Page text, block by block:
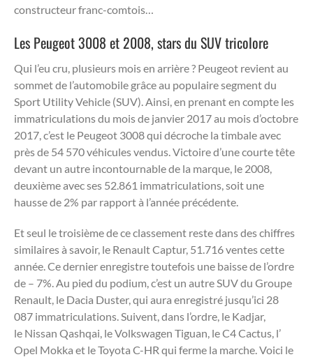
constructeur franc-comtois…
Les Peugeot 3008 et 2008, stars du SUV tricolore
Qui l’eu cru, plusieurs mois en arrière ? Peugeot revient au
sommet de l’automobile grâce au populaire segment du
Sport Utility Vehicle (SUV). Ainsi, en prenant en compte les
immatriculations du mois de janvier 2017 au mois d’octobre
2017, c’est le Peugeot 3008 qui décroche la timbale avec
près de 54 570 véhicules vendus. Victoire d’une courte tête
devant un autre incontournable de la marque, le 2008,
deuxième avec ses 52.861 immatriculations, soit une
hausse de 2% par rapport à l’année précédente.
Et seul le troisième de ce classement reste dans des chiffres
similaires à savoir, le Renault Captur, 51.716 ventes cette
année. Ce dernier enregistre toutefois une baisse de l’ordre
de – 7%. Au pied du podium, c’est un autre SUV du Groupe
Renault, le Dacia Duster, qui aura enregistré jusqu’ici 28
087 immatriculations. Suivent, dans l’ordre, le Kadjar,
le Nissan Qashqai, le Volkswagen Tiguan, le C4 Cactus, l’
Opel Mokka et le Toyota C-HR qui ferme la marche. Voici le